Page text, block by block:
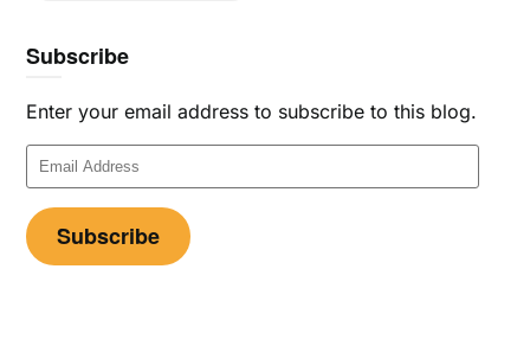
Subscribe
Enter your email address to subscribe to this blog.
Email
Address
Subscribe